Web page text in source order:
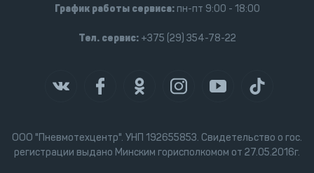
ООО "Пневмотехцентр". УНП 192655853. Свидетельство о гос.
регистрации выдано Минским горисполкомом от 27.05.2016г.
График работы сервиса:пн-пт 9:00 - 18:00
Тел. сервис:+375 (29) 354-78-22